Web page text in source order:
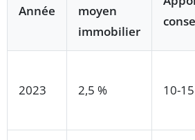
Année
moyen
immobilier
2023 2,5 % 10-